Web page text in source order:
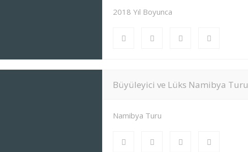
2018 Yıl Boyunca
Büyüleyici ve Lüks Namibya Turu
Namibya Turu